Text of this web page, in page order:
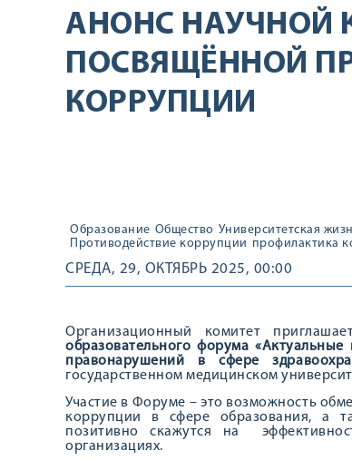
АНОНС НАУЧНОЙ
ПОСВЯЩЁННОЙ
КОРРУПЦИИ
Образование Общество Университетская
Противодействие коррупции профилактика
СРЕДА, 29, ОКТЯБРЬ 2025, 00:00
Организационный комитет
образовательного форума
правонарушений в сфере
государственном медицинском
Участие в Форуме – это возможность
коррупции в сфере образования, а
позитивно скажутся на
организациях.